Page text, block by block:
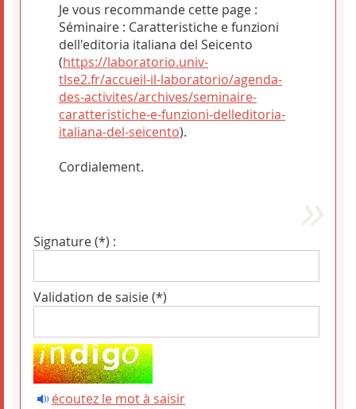
Je vous recommande cette page :
Séminaire : Caratteristiche e funzioni
dell'editoria italiana del Seicento
(https://laboratorio.univ-
tlse2.fr/accueil-il-laboratorio/agenda-
des-activites/archives/seminaire-
caratteristiche-e-funzioni-delleditoria-
italiana-del-seicento).
Cordialement.
Signature (*) :
Validation de saisie (*)
écoutez le mot à saisir